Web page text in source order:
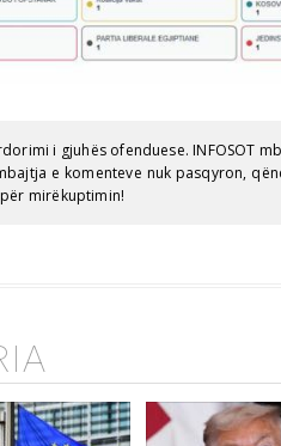
i gjuhës ofenduese. INFOSOT
e komenteve nuk pasqyron,
mirëkuptimin!